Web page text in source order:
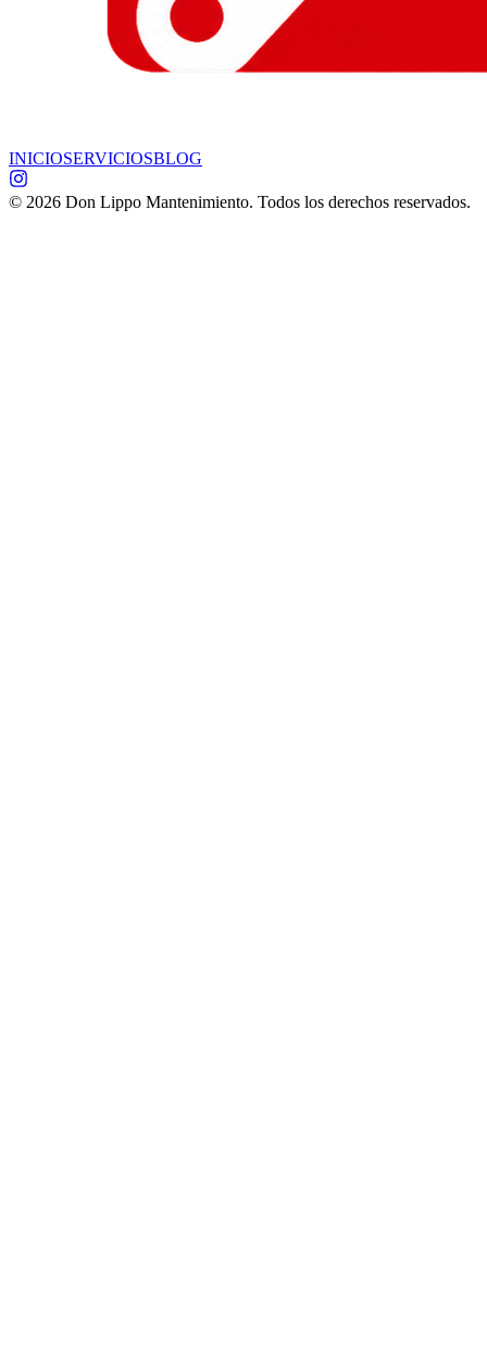
INICIOSERVICIOSBLOG
© 2026 Don Lippo Mantenimiento. Todos los derechos reservados.